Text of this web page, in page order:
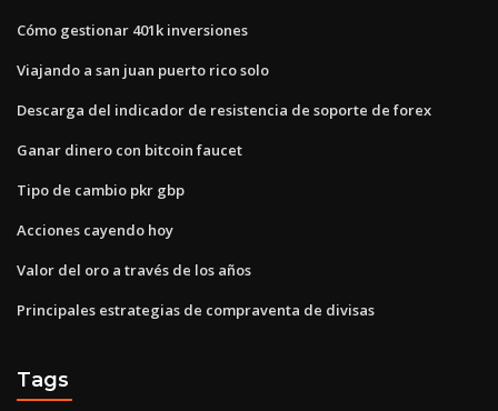
Cómo gestionar 401k inversiones
Viajando a san juan puerto rico solo
Descarga del indicador de resistencia de soporte de forex
Ganar dinero con bitcoin faucet
Tipo de cambio pkr gbp
Acciones cayendo hoy
Valor del oro a través de los años
Principales estrategias de compraventa de divisas
Tags